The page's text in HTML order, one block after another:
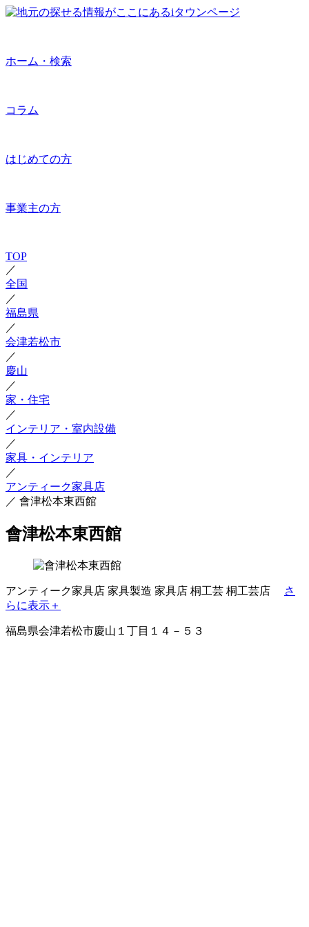
ホーム・検索
コラム
はじめての方
事業主の方
TOP
／
全国
／
福島県
／
会津若松市
／
慶山
／
家・住宅
／
インテリア・室内設備
／
家具・インテリア
／
アンティーク家具店
／ 會津松本東西館
會津松本東西館
アンティーク家具店 家具製造 家具店 桐工芸 桐工芸店
さ
らに表示＋
福島県会津若松市慶山１丁目１４－５３